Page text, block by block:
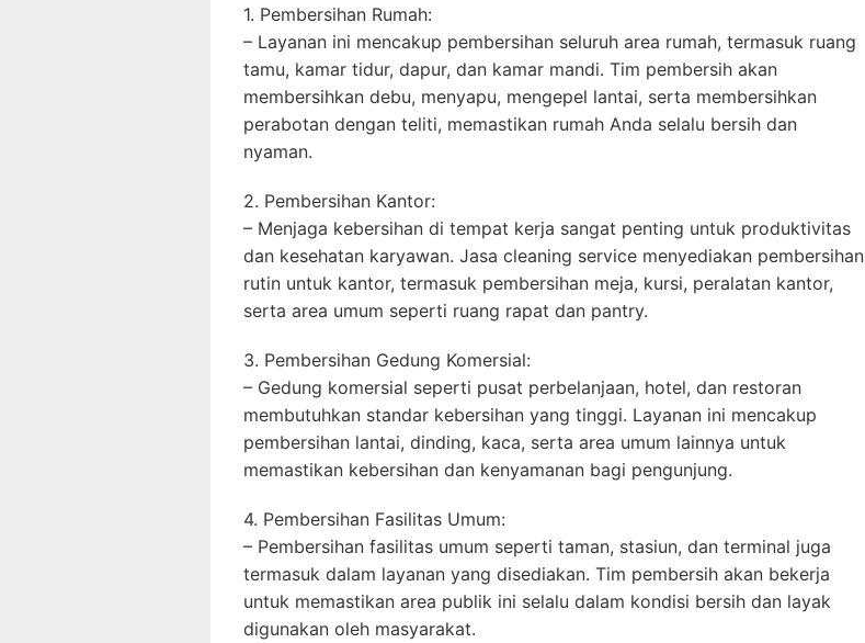
1. Pembersihan Rumah:
– Layanan ini mencakup pembersihan seluruh area rumah, termasuk ruang
tamu, kamar tidur, dapur, dan kamar mandi. Tim pembersih akan
membersihkan debu, menyapu, mengepel lantai, serta membersihkan
perabotan dengan teliti, memastikan rumah Anda selalu bersih dan
nyaman.
2. Pembersihan Kantor:
– Menjaga kebersihan di tempat kerja sangat penting untuk produktivitas
dan kesehatan karyawan. Jasa cleaning service menyediakan pembersihan
rutin untuk kantor, termasuk pembersihan meja, kursi, peralatan kantor,
serta area umum seperti ruang rapat dan pantry.
3. Pembersihan Gedung Komersial:
– Gedung komersial seperti pusat perbelanjaan, hotel, dan restoran
membutuhkan standar kebersihan yang tinggi. Layanan ini mencakup
pembersihan lantai, dinding, kaca, serta area umum lainnya untuk
memastikan kebersihan dan kenyamanan bagi pengunjung.
4. Pembersihan Fasilitas Umum:
– Pembersihan fasilitas umum seperti taman, stasiun, dan terminal juga
termasuk dalam layanan yang disediakan. Tim pembersih akan bekerja
untuk memastikan area publik ini selalu dalam kondisi bersih dan layak
digunakan oleh masyarakat.